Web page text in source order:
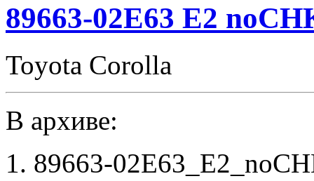
89663-02E63 E2
Toyota Corolla
В архиве:
89663-